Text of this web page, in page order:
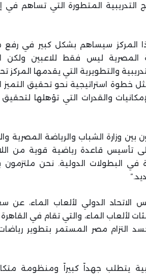
التدريبية المتطورة التي تساهم
المركز سيساهم بشكل كبير في رفع
ليس فقط للاعبين ولكن
والتطويرية التي يقدمها المركز
خطوة استراتيجية نحو تحقيق
والقدرات التي تؤهلها
وزارة الشباب والرياضة المصرية
تأسيس قاعدة رياضية قوية من
البطولات الدولية. نحن ملتزمون
الاتحاد الدولي لألعاب الماء، عن
التزام مصر المستمر بتطوير رياضات
يتطلب جهداً كبيراً ومنظومة